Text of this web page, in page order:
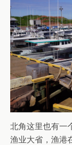
北角这里也有一
渔业大省，渔港